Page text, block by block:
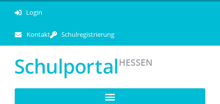
Login
Kontakt Schulregistrierung